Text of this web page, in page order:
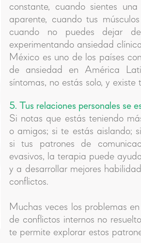
constante, cuando sientes
aparente, cuando tus
cuando no puedes dejar
experimentando ansiedad
México es uno de los países
de ansiedad en América
síntomas, no estás solo, y
5. Tus relaciones personales se
Si notas que estás teniendo
o amigos; si te estás aislando;
si tus patrones de
evasivos, la terapia puede
y a desarrollar mejores
conflictos.
Muchas veces los problemas
de conflictos internos no
te permite explorar estos